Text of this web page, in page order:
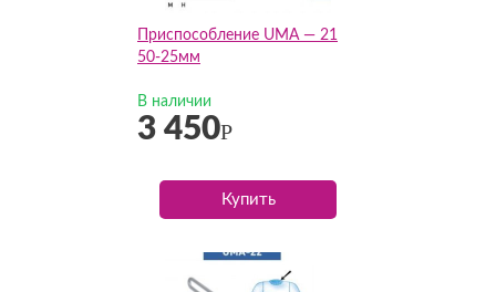
Приспособление UMA — 21
50-25мм
В наличии
3 450Р
Купить